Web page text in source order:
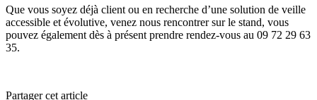
Que vous soyez déjà client ou en recherche d’une solution de veille
accessible et évolutive, venez nous rencontrer sur le stand, vous
pouvez également dès à présent prendre rendez-vous au 09 72 29 63
35.
Partager cet article